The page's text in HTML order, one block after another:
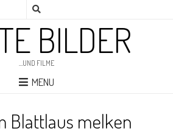
BILDER
…UND FILME
MENU
Blattlaus melken